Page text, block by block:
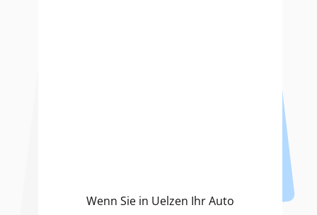
Wenn Sie in Uelzen Ihr Auto